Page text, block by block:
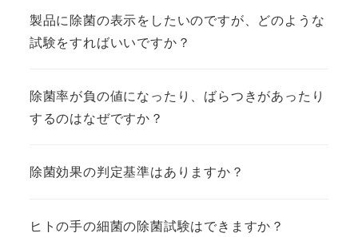
製品に除菌の表示をしたいのですが、どのような
試験をすればいいですか？
除菌率が負の値になったり、ばらつきがあったり
するのはなぜですか？
除菌効果の判定基準はありますか？
ヒトの手の細菌の除菌試験はできますか？